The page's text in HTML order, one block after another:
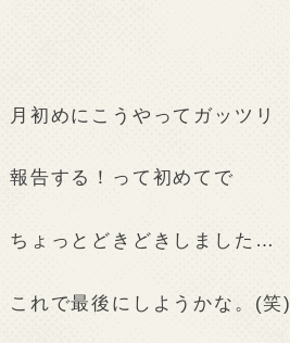
月初めにこうやってガッツリ
報告する！って初めてで
ちょっとどきどきしました…
これで最後にしようかな。(笑)